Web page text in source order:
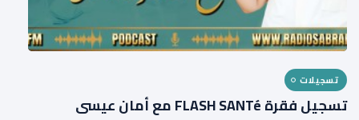
تسجيلات
تسجيل فقرة FLASH SANTé مع أمان عيسى